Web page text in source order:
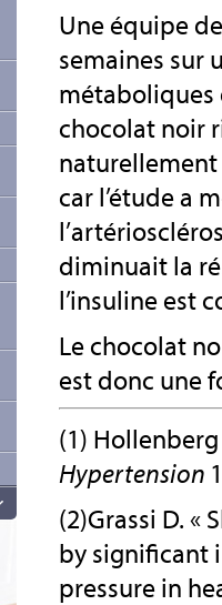
Une équipe
semaines sur
métaboliques
chocolat noir
car l’étude a
diminuait la
l’insuline est
Le chocolat
est donc une
(1)
Hypertension
(2)Grassi D.
by significant
pressure in